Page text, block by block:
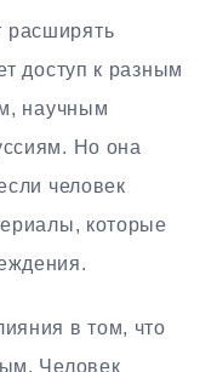
расширять
доступ к разным
научным
Но она
человек
которые
в том, что
Человек